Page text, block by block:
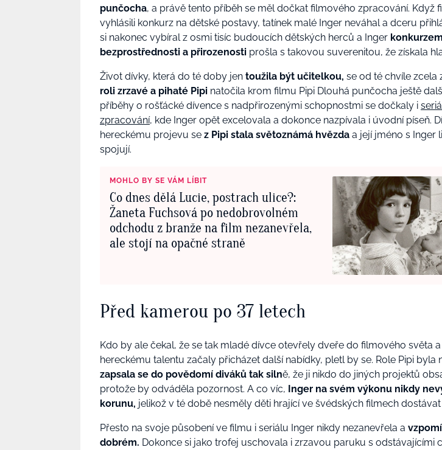
punčocha, a právě tento příběh se měl dočkat filmového zpracování. Když
vyhlásili konkurz na dětské postavy, tatínek malé Inger neváhal a dceru
si nakonec vybíral z osmi tisíc budoucích dětských herců a Inger
bezprostřednosti a přirozenosti prošla s takovou suverenitou, že získala
Život dívky, která do té doby jen toužila být učitelkou, se od té chvíle zcela
roli zrzavé a pihaté Pipi natočila krom filmu Pipi Dlouhá punčocha ještě
příběhy o rošťácké dívence s nadpřirozenými schopnostmi se dočkaly i
zpracování, kde Inger opět excelovala a dokonce nazpívala i úvodní píseň.
hereckému projevu se z Pipi stala světoznámá hvězda a její jméno s Inger
spojují.
MOHLO BY SE VÁM LÍBIT
Co dnes dělá Lucie, postrach ulice?:
Žaneta Fuchsová po nedobrovolném
odchodu z branže na film nezanevřela,
ale stojí na opačné straně
Před kamerou po 37 letech
Kdo by ale čekal, že se tak mladé dívce otevřely dveře do filmového světa
hereckému talentu začaly přicházet další nabídky, pletl by se. Role Pipi byla
zapsala se do povědomí diváků tak silně, že ji nikdo do jiných projektů
protože by odváděla pozornost. A co víc, Inger na svém výkonu nikdy
korunu, jelikož v té době nesměly děti hrající ve švédských filmech
Přesto na svoje působení ve filmu i seriálu Inger nikdy nezanevřela a
dobrém. Dokonce si jako trofej uschovala i zrzavou paruku s odstávajícími